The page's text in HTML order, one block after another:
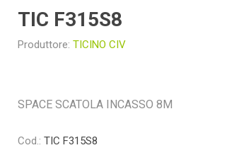
TIC F315S8
Produttore: TICINO CIV
SPACE SCATOLA INCASSO 8M
Cod.: TIC F315S8